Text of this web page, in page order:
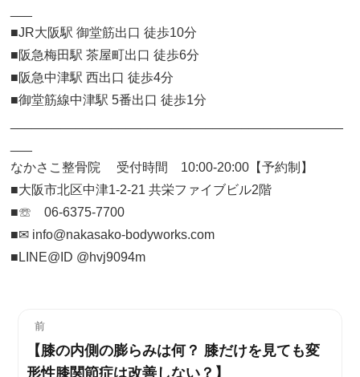
■JR大阪駅 御堂筋出口 徒歩10分
■阪急梅田駅 茶屋町出口 徒歩6分
■阪急中津駅 西出口 徒歩4分
■御堂筋線中津駅 5番出口 徒歩1分
なかさこ整骨院 受付時間 10:00-20:00【予約制】
■大阪市北区中津1-2-21 共栄ファイブビル2階
■☏ 06-6375-7700
■✉︎ info@nakasako-bodyworks.com
■LINE@ID @hvj9094m
前
過
去
【膝の内側の膨らみは何？ 膝だけを見ても変
形性膝関節症は改善しない？】